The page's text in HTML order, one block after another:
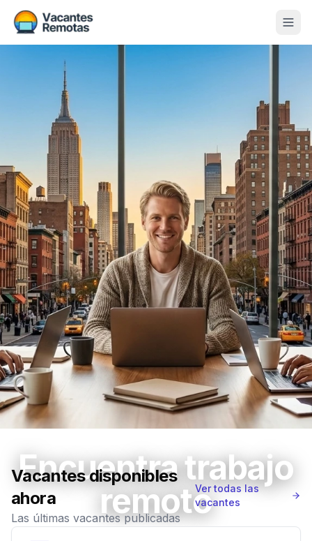
Vacantes
Nosotros
Contacto
Calculadora Freelance Gratis
📨 Suscribirme gratis al newsletter
Encuentra trabajo
remoto
Vacantes disponibles
ahora
Las últimas vacantes publicadas
Ver todas las
vacantes